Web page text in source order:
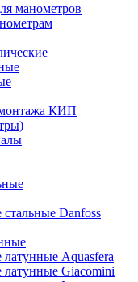
манометров
КИП
Danfoss
Aquasfera
Giacomini